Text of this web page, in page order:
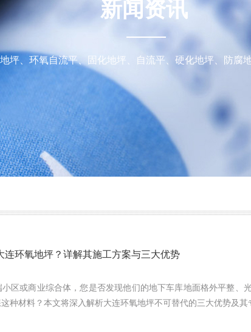
新闻资讯
坪、环氧自流平、固化地坪、自流平、硬化地坪、防腐
连环氧地坪？详解其施工方案与三大优势
区或商业综合体，您是否发现他们的地下车库地面格外平整、
种材料？本文将深入解析大连环氧地坪不可替代的三大优势及其